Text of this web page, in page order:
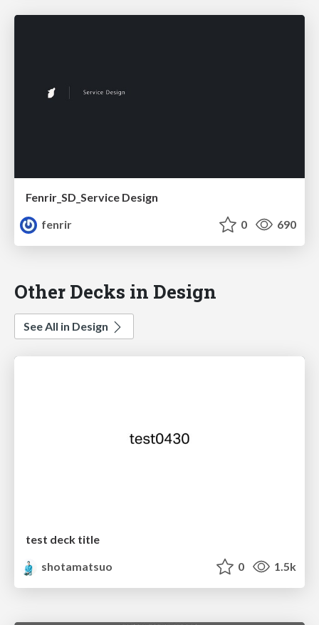
Fenrir_SD_Service Design
fenrir
0 690
Other Decks in Design
See All in Design
test deck title
shotamatsuo
0 1.5k